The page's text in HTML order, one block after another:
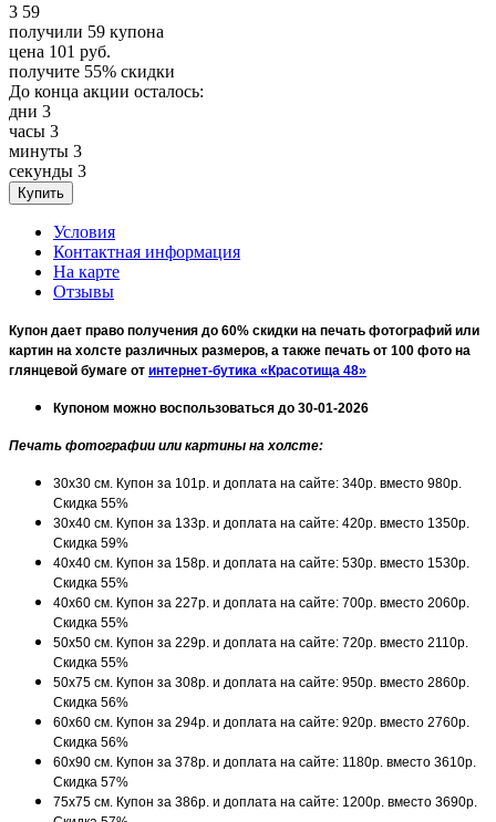
3 59
получили 59 купона
цена 101 руб.
получите 55% скидки
До конца акции осталось:
дни 3
часы 3
минуты 3
секунды 3
Условия
Контактная информация
На карте
Отзывы
Купон дает право получения до 60% скидки на печать фотографий или
картин на холсте различных размеров, а также печать от 100 фото на
глянцевой бумаге от интернет-бутика «Красотища 48»
Купоном можно воспользоваться до 30-01-2026
Печать фотографии или картины на холсте:
30х30 см. Купон за 101р. и доплата на сайте: 340р. вместо 980р.
Скидка 55%
30х40 см. Купон за 133р. и доплата на сайте: 420р. вместо 1350р.
Скидка 59%
40х40 см. Купон за 158р. и доплата на сайте: 530р. вместо 1530р.
Скидка 55%
40х60 см. Купон за 227р. и доплата на сайте: 700р. вместо 2060р.
Скидка 55%
50х50 см. Купон за 229р. и доплата на сайте: 720р. вместо 2110р.
Скидка 55%
50х75 см. Купон за 308р. и доплата на сайте: 950р. вместо 2860р.
Скидка 56%
60х60 см. Купон за 294р. и доплата на сайте: 920р. вместо 2760р.
Скидка 56%
60х90 см. Купон за 378р. и доплата на сайте: 1180р. вместо 3610р.
Скидка 57%
75х75 см. Купон за 386р. и доплата на сайте: 1200р. вместо 3690р.